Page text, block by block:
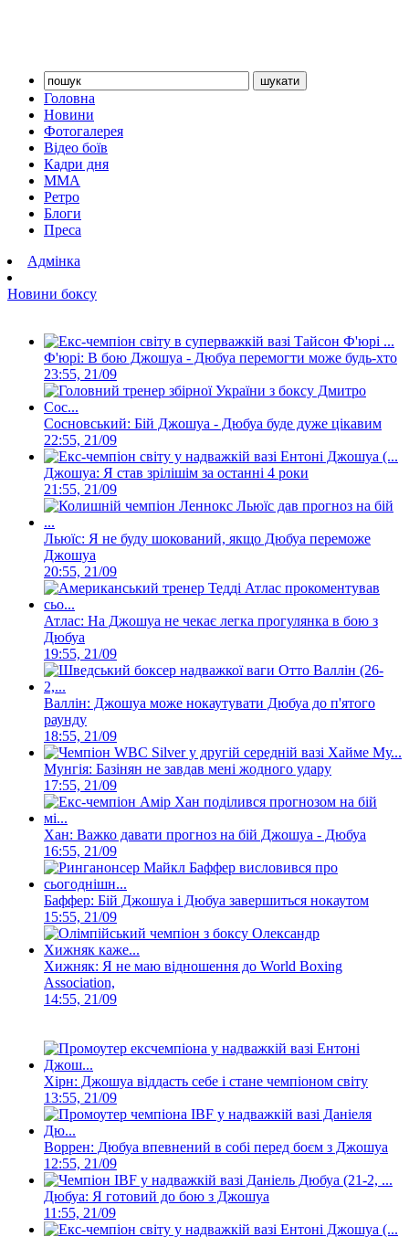
Головна
Новини
Фотогалерея
Відео боїв
Кадри дня
ММА
Ретро
Блоги
Преса
Адмінка
Новини боксу
Ф'юрі: В бою Джошуа - Дюбуа перемогти може будь-хто
23:55, 21/09
Сосновський: Бій Джошуа - Дюбуа буде дуже цікавим
22:55, 21/09
Джошуа: Я став зрілішім за останні 4 роки
21:55, 21/09
Льюїс: Я не буду шокований, якщо Дюбуа переможе
Джошуа
20:55, 21/09
Атлас: На Джошуа не чекає легка прогулянка в бою з
Дюбуа
19:55, 21/09
Валлін: Джошуа може нокаутувати Дюбуа до п'ятого
раунду
18:55, 21/09
Мунгія: Базінян не завдав мені жодного удару
17:55, 21/09
Хан: Важко давати прогноз на бій Джошуа - Дюбуа
16:55, 21/09
Баффер: Бій Джошуа і Дюбуа завершиться нокаутом
15:55, 21/09
Хижняк: Я не маю відношення до World Boxing
Association,
14:55, 21/09
Хірн: Джошуа віддасть себе і стане чемпіоном світу
13:55, 21/09
Воррен: Дюбуа впевнений в собі перед боєм з Джошуа
12:55, 21/09
Дюбуа: Я готовий до бою з Джошуа
11:55, 21/09